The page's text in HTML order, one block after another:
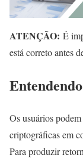
ATENÇÃO: É
está correto antes
Os usuários
criptográficas em
Para produzir